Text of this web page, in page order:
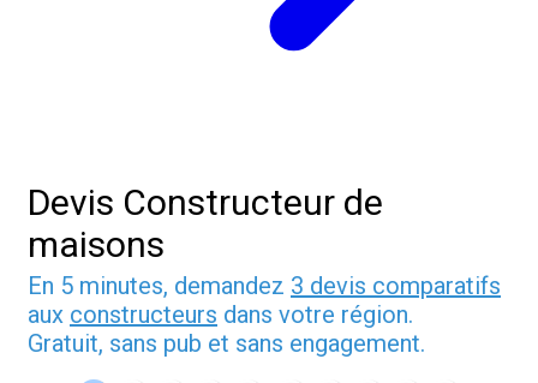
Devis Constructeur de
maisons
En 5 minutes, demandez 3 devis comparatifs
aux constructeurs dans votre région.
Gratuit, sans pub et sans engagement.